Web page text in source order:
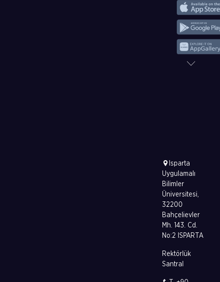
Isparta
Uygulamalı
Bilimler
Üniversitesi,
32200
Bahçelievler
Mh. 143. Cd.
No:2 ISPARTA
Rektörlük
Santral